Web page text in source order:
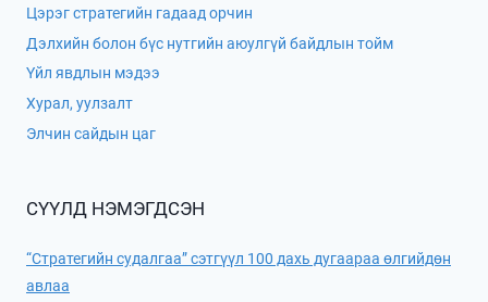
Цэрэг стратегийн гадаад орчин
Дэлхийн болон бүс нутгийн аюулгүй байдлын тойм
Үйл явдлын мэдээ
Хурал, уулзалт
Элчин сайдын цаг
СҮҮЛД НЭМЭГДСЭН
“Стратегийн судалгаа” сэтгүүл 100 дахь дугаараа өлгийдөн
авлаа